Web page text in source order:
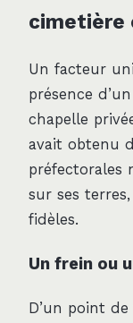
cimetière
Un facteur
présence
chapelle
avait obtenu
préfectorales
sur ses
fidèles.
Un frein ou
D’un point